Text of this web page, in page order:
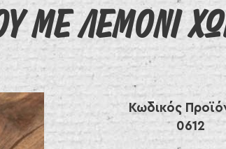
ΜΕ ΛΕΜΟΝΙ
Κωδικός
0612